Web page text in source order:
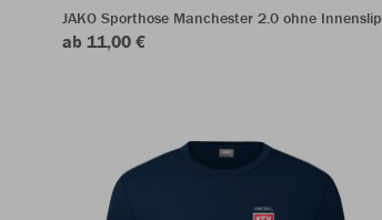
JAKO Sporthose Manchester 2.0 ohne Innenslip
ab 11,00 €